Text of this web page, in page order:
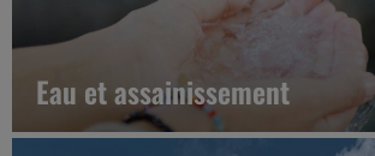
Eau et assainissement